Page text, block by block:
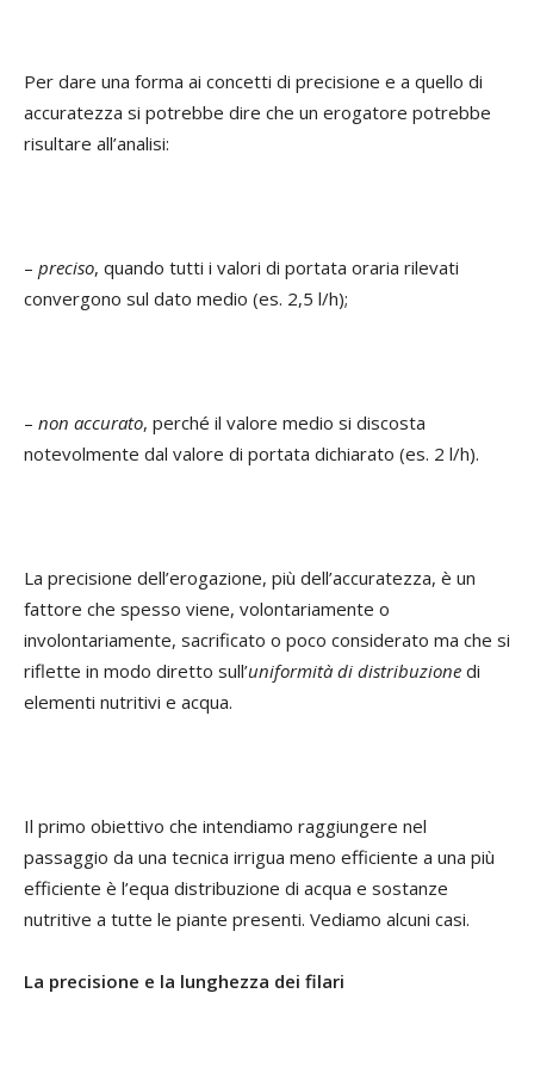
Per dare una forma ai concetti di precisione e a quello di
accuratezza si potrebbe dire che un erogatore potrebbe
risultare all’analisi:
– preciso, quando tutti i valori di portata oraria rilevati
convergono sul dato medio (es. 2,5 l/h);
– non accurato, perché il valore medio si discosta
notevolmente dal valore di portata dichiarato (es. 2 l/h).
La precisione dell’erogazione, più dell’accuratezza, è un
fattore che spesso viene, volontariamente o
involontariamente, sacrificato o poco considerato ma che si
riflette in modo diretto sull’uniformità di distribuzione di
elementi nutritivi e acqua.
Il primo obiettivo che intendiamo raggiungere nel
passaggio da una tecnica irrigua meno efficiente a una più
efficiente è l’equa distribuzione di acqua e sostanze
nutritive a tutte le piante presenti. Vediamo alcuni casi.
La precisione e la lunghezza dei filari